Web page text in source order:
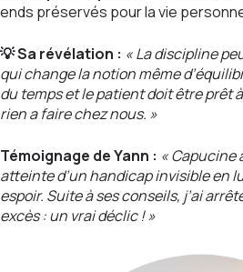
ends préservés pour la vie
💡 Sa révélation : « La discipline
qui change la notion même
du temps et le patient doit être prêt à
rien a faire chez nous. »
Témoignage de Yann : « Capucine
atteinte d’un handicap invisible en
espoir. Suite à ses conseils, j’ai
excès : un vrai déclic ! »